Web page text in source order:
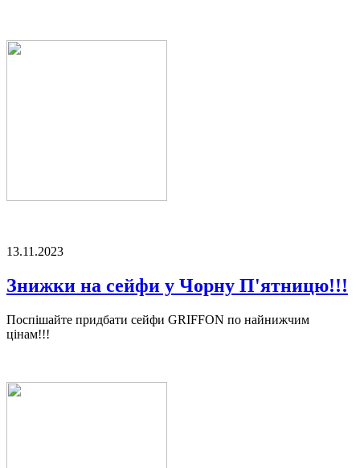
13.11.2023
Знижки на сейфи у Чорну П'ятницю!!!
Поспішайте придбати сейфи GRIFFON по найнижчим
цінам!!!